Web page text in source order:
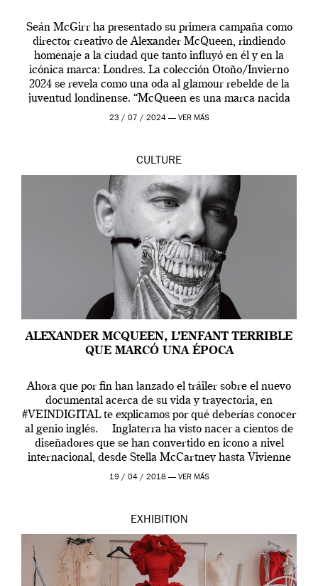
Seán McGirr ha presentado su primera campaña como
director creativo de Alexander McQueen, rindiendo
homenaje a la ciudad que tanto influyó en él y en la
icónica marca: Londres. La colección Otoño/Invierno
2024 se revela como una oda al glamour rebelde de la
juventud londinense. “McQueen es una marca nacida
en Londres y siempre ha […]
23 / 07 / 2024 — VER MÁS
CULTURE
ALEXANDER MCQUEEN, L’ENFANT TERRIBLE
QUE MARCÓ UNA ÉPOCA
Ahora que por fin han lanzado el tráiler sobre el nuevo
documental acerca de su vida y trayectoria, en
#VEINDIGITAL te explicamos por qué deberías conocer
al genio inglés. Inglaterra ha visto nacer a cientos de
diseñadores que se han convertido en icono a nivel
internacional, desde Stella McCartney hasta Vivienne
Westwood pasando […]
19 / 04 / 2018 — VER MÁS
EXHIBITION